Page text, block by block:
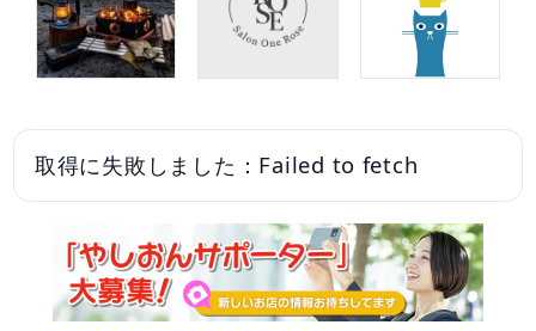
取得に失敗しました：Failed to fetch